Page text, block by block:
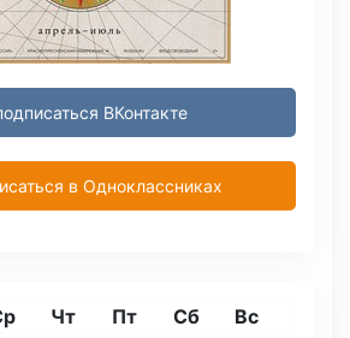
ВКонтакте
в Одноклассниках
Чт Пт Сб Вс